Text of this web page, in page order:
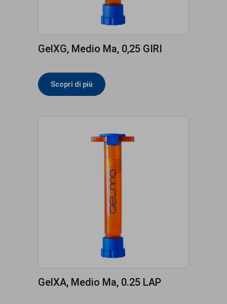
GelXG, Medio Ma, 0,25 GIRI
Scopri di più
GelXA, Medio Ma, 0.25 LAP